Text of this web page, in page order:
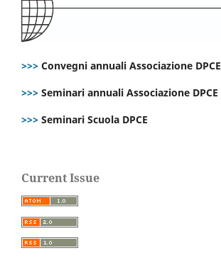
>>> Convegni annuali Associazione DPCE
>>> Seminari annuali Associazione DPCE
>>> Seminari Scuola DPCE
Current Issue